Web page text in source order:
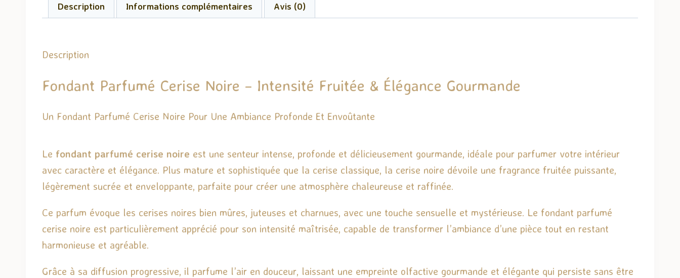
Description Informations complémentaires Avis (0)
Description
Fondant Parfumé Cerise Noire – Intensité Fruitée & Élégance Gourmande
Un Fondant Parfumé Cerise Noire Pour Une Ambiance Profonde Et Envoûtante
Le fondant parfumé cerise noire est une senteur intense, profonde et délicieusement gourmande, idéale pour parfumer votre intérieur
avec caractère et élégance. Plus mature et sophistiquée que la cerise classique, la cerise noire dévoile une fragrance fruitée puissante,
légèrement sucrée et enveloppante, parfaite pour créer une atmosphère chaleureuse et raffinée.
Ce parfum évoque les cerises noires bien mûres, juteuses et charnues, avec une touche sensuelle et mystérieuse. Le fondant parfumé
cerise noire est particulièrement apprécié pour son intensité maîtrisée, capable de transformer l’ambiance d’une pièce tout en restant
harmonieuse et agréable.
Grâce à sa diffusion progressive, il parfume l’air en douceur, laissant une empreinte olfactive gourmande et élégante qui persiste sans être